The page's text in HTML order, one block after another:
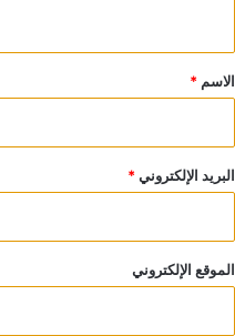
*
الاسم *
البريد الإلكتروني*
الموقع الإلكتروني